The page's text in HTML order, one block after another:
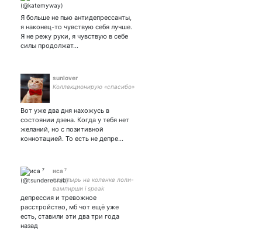
Я больше не пью антидепрессанты,
я наконец-то чувствую себя лучше.
Я не режу руки, я чувствую в себе
силы продолжат…
sunlover
Коллекционирую «спасибо»
Вот уже два дня нахожусь в
состоянии дзена. Когда у тебя нет
желаний, но с позитивной
коннотацией. То есть не депре…
иса ⁷
пластырь на коленке лоли-
вампирши i speak
english/russian anitwt acc:
депрессия и тревожное
расстройство, мб чот ещё уже
есть, ставили эти два три года
назад